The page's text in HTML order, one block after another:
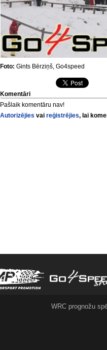
Foto: Gints Bērziņš, Go4speed
Komentāri
Pašlaik komentāru nav!
Autorizējies vaireģistrējies, lai
WRC prognožu